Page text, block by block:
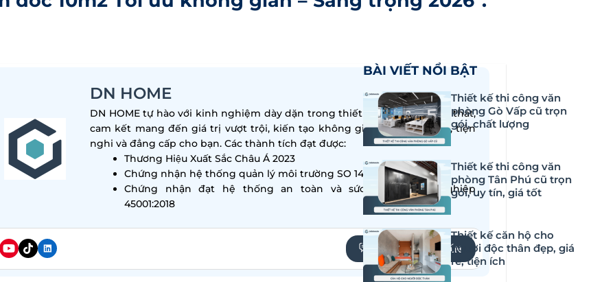
DN HOME
DN HOME tự hào với kinh nghiệm dày dặn trong thiết kế – thi công nội thất,
cam kết mang đến giá trị vượt trội, kiến tạo không gian sống hiện đại, tiện
nghi và đẳng cấp cho bạn. Các thành tích đạt được:
Thương Hiệu Xuất Sắc Châu Á 2023
Chứng nhận hệ thống quản lý môi trường SO 14001:2015
Chứng nhận đạt hệ thống an toàn và sức khỏe nghề nghiệp
45001:2018
YÊU CẦU TƯ VẤN
BÀI VIẾT NỔI BẬT
Thiết kế thi công văn
phòng Gò Vấp cũ trọn
gói, chất lượng
Thiết kế thi công văn
phòng Tân Phú cũ trọn
gói, uy tín, giá tốt
Thiết kế căn hộ cho
người độc thân đẹp, giá
rẻ, tiện ích